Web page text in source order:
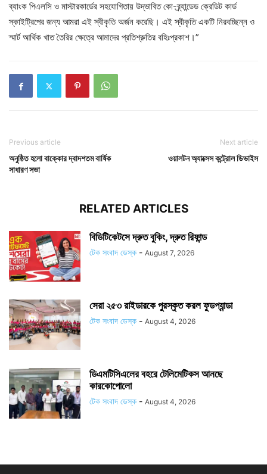
ব্যাংক পিএলসি ও মাস্টারকার্ডের সহযোগিতায় উদ্ভাবিত কো-ব্র্যান্ডেড ক্রেডিট কার্ড
স্কাইট্রিপের জন্য আমরা এই স্বীকৃতি অর্জন করেছি। এই স্বীকৃতি একটি নিরবচ্ছিন্ন ও
স্মার্ট আর্থিক খাত তৈরির ক্ষেত্রে আমাদের প্রতিশ্রুতির বহিঃপ্রকাশ।”
Previous article
অনুষ্ঠিত হলো বাক্কোর দ্বাদশতম বার্ষিক
সাধারণ সভা
Next article
ওয়ালটন অ্যাক্সেস কন্ট্রোল ডিভাইস
RELATED ARTICLES
বিডিটিকেটসে দ্রুত বুকিং, দ্রুত রিফান্ড
টেক সংবাদ ডেস্ক - August 7, 2026
সেরা ২৫৩ রাইডারকে পুরস্কৃত করল ফুডপ্যান্ডা
টেক সংবাদ ডেস্ক - August 4, 2026
ডিএমটিসিএলের বহরে টেলিমেটিকস আনছে
কারকোপোলো
টেক সংবাদ ডেস্ক - August 4, 2026